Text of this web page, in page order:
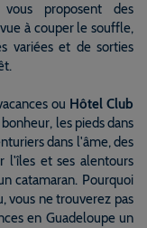
proposent des
à couper le souffle,
variées et de sorties
ou Hôtel Club
les pieds dans
dans l'âme, des
l'îles et ses alentours
catamaran. Pourquoi
vous ne trouverez pas
en Guadeloupe un